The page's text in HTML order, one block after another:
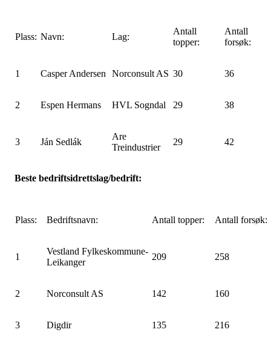
Plass: Navn: Lag:
Antall
topper:
Antall
forsøk:
1 Casper Andersen Norconsult AS 30 36
2 Espen Hermans HVL Sogndal 29 38
3 Ján Sedlák
Are
Treindustrier
29 42
Beste bedriftsidrettslag/bedrift:
Plass: Bedriftsnavn: Antall topper: Antall forsøk:
1
Vestland Fylkeskommune-
Leikanger
209 258
2 Norconsult AS 142 160
3 Digdir 135 216